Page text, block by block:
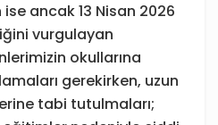
ancak 13 Nisan 2026
vurgulayan
okullarına
gerekirken, uzun
tabi tutulmaları;